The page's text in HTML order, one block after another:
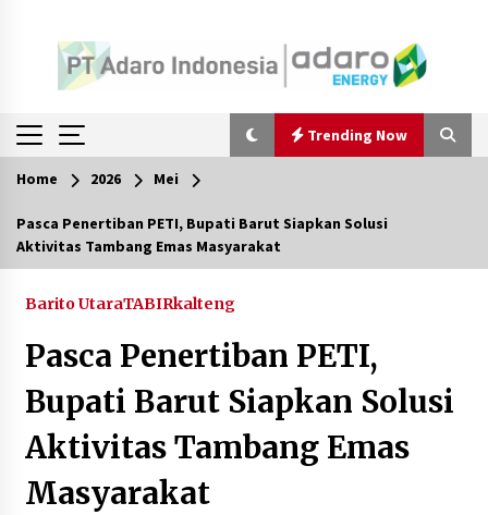
Trending Now
Trending Now
Pimpin Kaji Tiru ke Bantul DIY, Wabup Barito
Agustus 7, 2026
Ketika Pasien Dianggap Beban: Runtuhnya
Empati dan Etika Dokter di Ruang Digital
Agustus 7, 2026
Berenang bersama Empat Temannya, Gadis di
HST Tewas Tenggelam di Sungai Kajung
Agustus 6, 2026
Home 2026 Mei
Pasca Penertiban PETI, Bupati Barut Siapkan Solusi
Aktivitas Tambang Emas Masyarakat
Barito UtaraTABIRkalteng
Pasca Penertiban PETI,
Bupati Barut Siapkan Solusi
Aktivitas Tambang Emas
Masyarakat